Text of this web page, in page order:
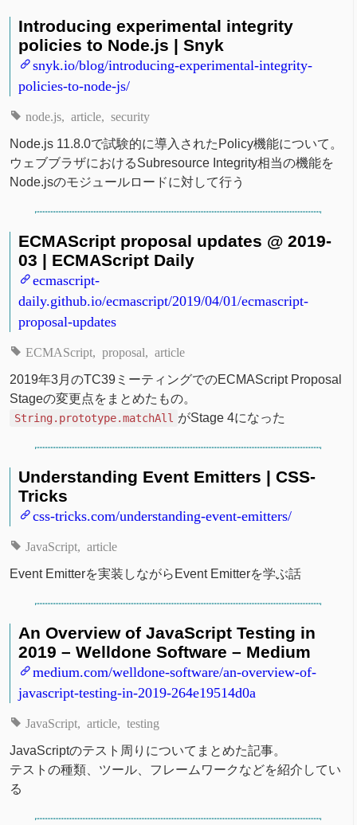
Introducing experimental integrity
policies to Node.js | Snyk
snyk.io/blog/introducing-experimental-integrity-
policies-to-node-js/
node.js article security
Node.js 11.8.0で試験的に導入されたPolicy機能について。
ウェブブラザにおけるSubresource Integrity相当の機能を
Node.jsのモジュールロードに対して行う
ECMAScript proposal updates @ 2019-
03 | ECMAScript Daily
ecmascript-
daily.github.io/ecmascript/2019/04/01/ecmascript-
proposal-updates
ECMAScript proposal article
2019年3月のTC39ミーティングでのECMAScript Proposal
Stageの変更点をまとめたもの。
String.prototype.matchAll がStage 4になった
Understanding Event Emitters | CSS-
Tricks
css-tricks.com/understanding-event-emitters/
JavaScript article
Event Emitterを実装しながらEvent Emitterを学ぶ話
An Overview of JavaScript Testing in
2019 – Welldone Software – Medium
medium.com/welldone-software/an-overview-of-
javascript-testing-in-2019-264e19514d0a
JavaScript article testing
JavaScriptのテスト周りについてまとめた記事。
テストの種類、ツール、フレームワークなどを紹介してい
る